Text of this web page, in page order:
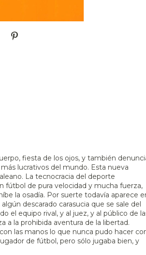
fiesta de los ojos, y también
lucrativos del mundo. Esta nueva
La tecnocracia del deporte
fútbol de pura velocidad y mucha fuerza,
la osadía. Por suerte todavía aparece
descarado carasucia que se sale del
el equipo rival, y al juez, y al público de
a la prohibida aventura de la libertad.
las manos lo que nunca pudo hacer
de fútbol, pero sólo jugaba bien, y